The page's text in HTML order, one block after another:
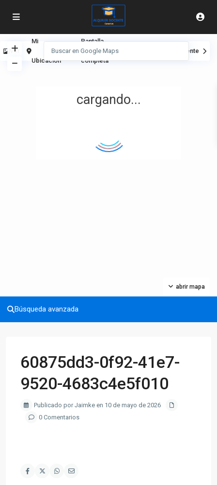
cargando...
abrir mapa
Ver
Mi
Ubicación
Pantalla
completa
Siguiente
Búsqueda avanzada
60875dd3-0f92-41e7-
9520-4683c4e5f010
Publicado por Jaimke en 10 de mayo de 2026
0 Comentarios